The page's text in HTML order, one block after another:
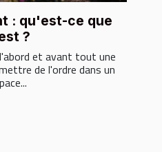
: qu'est-ce que
?
et avant tout une
de l'ordre dans un